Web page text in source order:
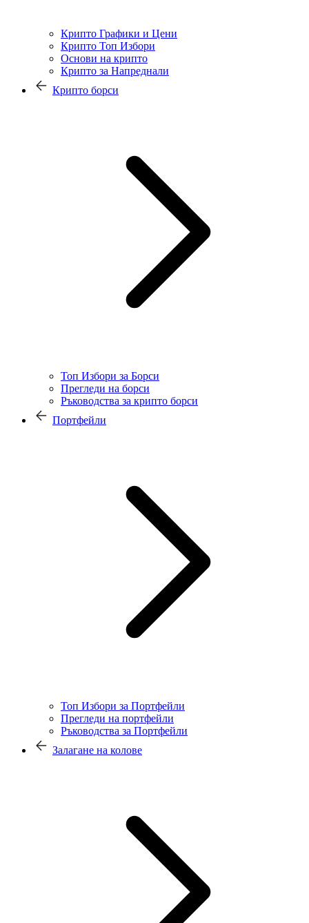
Крипто Графики и Цени
Крипто Топ Избори
Основи на крипто
Крипто за Напреднали
Крипто борси
Топ Избори за Борси
Прегледи на борси
Ръководства за крипто борси
Портфейли
Топ Избори за Портфейли
Прегледи на портфейли
Ръководства за Портфейли
Залагане на колове